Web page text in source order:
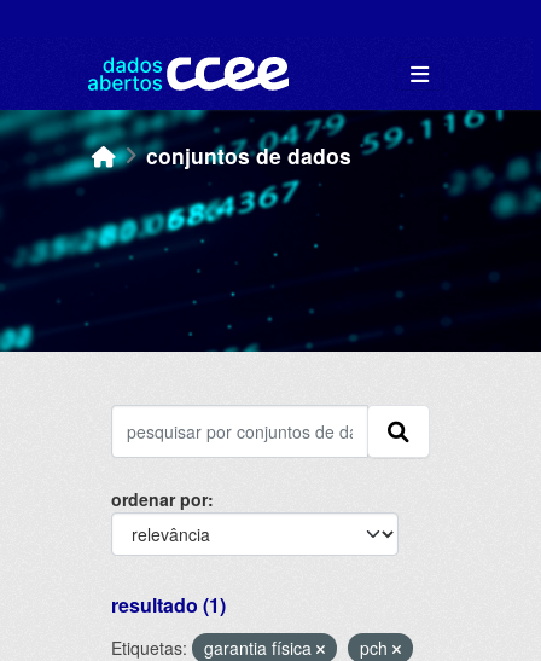
conjuntos de dados
ordenar por
resultado (1)
Etiquetas: garantia física
pch